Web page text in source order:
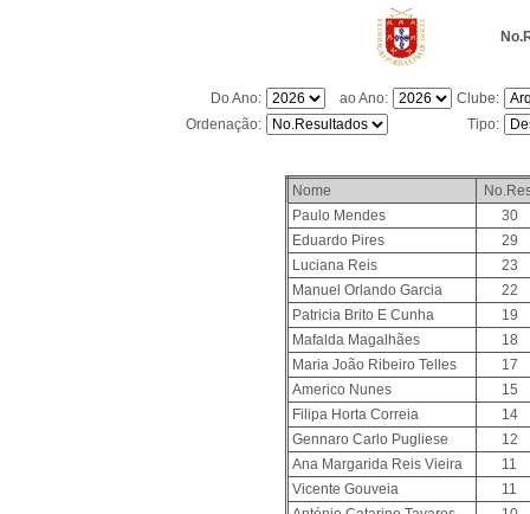
Do Ano: ao Ano:
Clube:
Ordenação:
Tipo:
Nome
Paulo Mendes
30
Eduardo Pires
29
Luciana Reis
23
Manuel Orlando Garcia
22
Patricia Brito E Cunha
19
Mafalda Magalhães
18
Maria João Ribeiro Telles
17
Americo Nunes
15
Filipa Horta Correia
14
Gennaro Carlo Pugliese
12
Ana Margarida Reis Vieira
11
Vicente Gouveia
11